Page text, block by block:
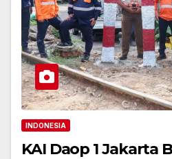
INDONESIA
KAI Daop 1 Jakarta